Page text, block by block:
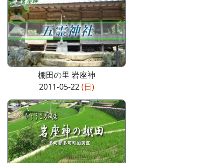
棚田の里 岩座神
2011-05-22(日)